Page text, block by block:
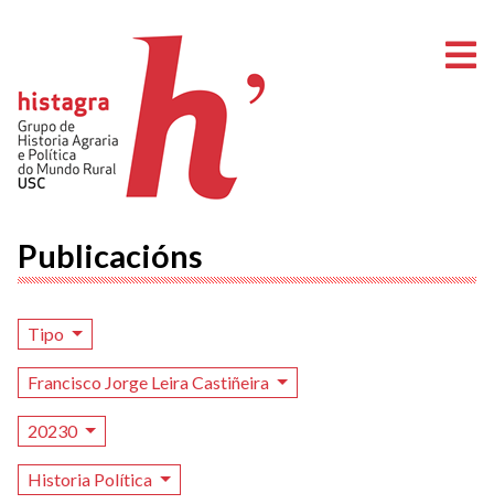
Publicacións
Tipo
Francisco Jorge Leira Castiñeira
20230
Historia Política